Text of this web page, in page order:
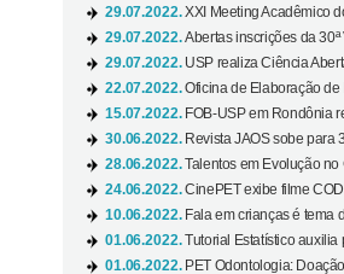
29.07.2022.XXI Meeting Acadêmico
29.07.2022.Abertas inscrições da 30ª
29.07.2022. USP realiza Ciência
22.07.2022.Oficina de Elaboração de
15.07.2022. FOB-USP em Rondônia
30.06.2022. Revista JAOS sobe para
28.06.2022.Talentos em Evolução no
24.06.2022.CinePET exibe filme
10.06.2022. Fala em crianças é tema
01.06.2022.Tutorial Estatístico auxilia
01.06.2022. PET Odontologia: